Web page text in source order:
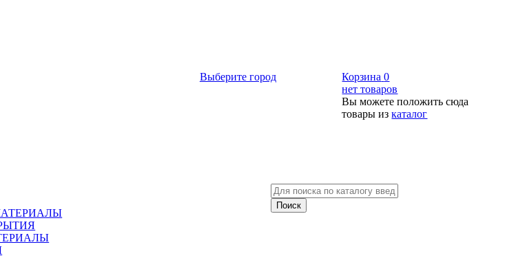
Выберите город Корзина 0
нет товаров
Вы можете положить сюда
товары изкаталог